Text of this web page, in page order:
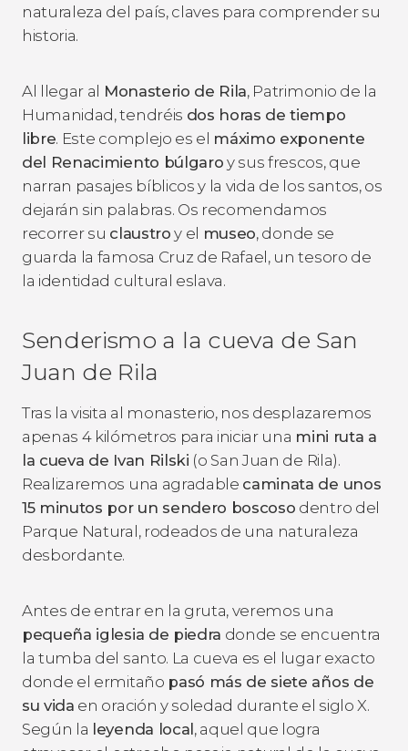
naturaleza del país, claves para comprender su
historia.
Al llegar al Monasterio de Rila, Patrimonio de la
Humanidad, tendréis dos horas de tiempo
libre. Este complejo es el máximo exponente
del Renacimiento búlgaro y sus frescos, que
narran pasajes bíblicos y la vida de los santos, os
dejarán sin palabras. Os recomendamos
recorrer su claustro y el museo, donde se
guarda la famosa Cruz de Rafael, un tesoro de
la identidad cultural eslava.
Senderismo a la cueva de San
Juan de Rila
Tras la visita al monasterio, nos desplazaremos
apenas 4 kilómetros para iniciar una mini ruta a
la cueva de Ivan Rilski (o San Juan de Rila).
Realizaremos una agradable caminata de unos
15 minutos por un sendero boscoso dentro del
Parque Natural, rodeados de una naturaleza
desbordante.
Antes de entrar en la gruta, veremos una
pequeña iglesia de piedra donde se encuentra
la tumba del santo. La cueva es el lugar exacto
donde el ermitaño pasó más de siete años de
su vida en oración y soledad durante el siglo X.
Según la leyenda local, aquel que logra